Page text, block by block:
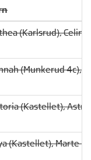
(Karlsrud),
(Munkerud 4c),
(Kastellet),
(Kastellet), Marte